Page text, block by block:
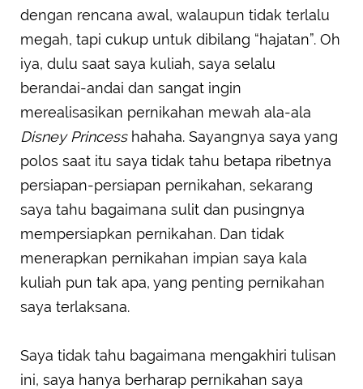
dengan rencana awal, walaupun tidak terlalu
megah, tapi cukup untuk dibilang “hajatan”. Oh
iya, dulu saat saya kuliah, saya selalu
berandai-andai dan sangat ingin
merealisasikan pernikahan mewah ala-ala
Disney Princesshahaha. Sayangnya saya yang
polos saat itu saya tidak tahu betapa ribetnya
persiapan-persiapan pernikahan, sekarang
saya tahu bagaimana sulit dan pusingnya
mempersiapkan pernikahan. Dan tidak
menerapkan pernikahan impian saya kala
kuliah pun tak apa, yang penting pernikahan
saya terlaksana.
Saya tidak tahu bagaimana mengakhiri tulisan
ini, saya hanya berharap pernikahan saya